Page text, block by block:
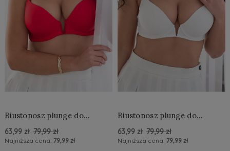
Biustonosz plunge do
63,99 zł 79,99 zł
Najniższa cena: 79,99 zł
Biustonosz plunge do
63,99 zł 79,99 zł
Najniższa cena: 79,99 zł